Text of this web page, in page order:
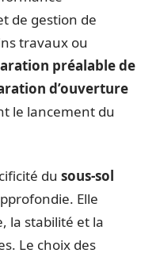
de gestion de
travaux ou
préalable de
d’ouverture
le lancement du
du sous-sol
Elle
la stabilité et la
Le choix des